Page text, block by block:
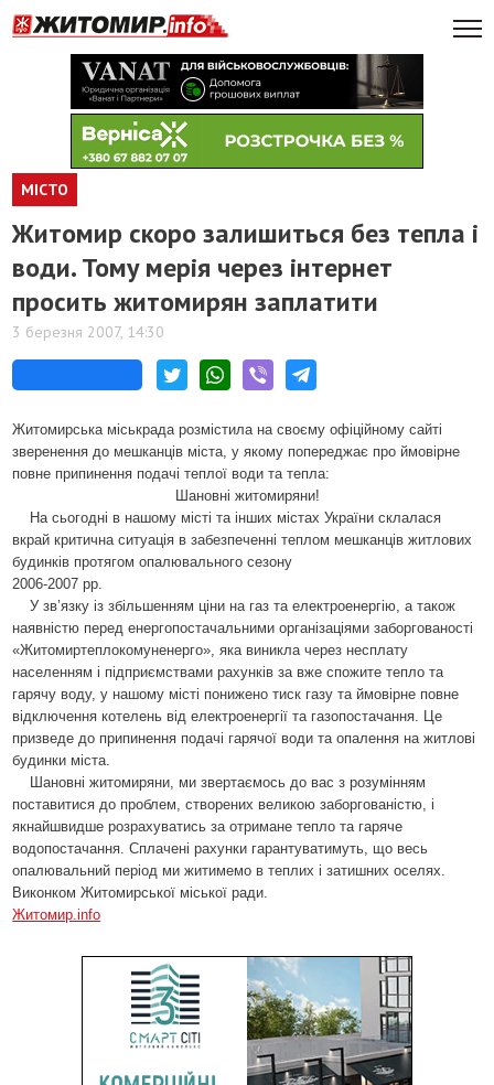
МІСТО
Житомир скоро залишиться без тепла і
води. Тому мерія через інтернет
просить житомирян заплатити
3 березня 2007, 14:30
Житомирська міськрада розмістила на своєму офіційному сайті
зверенення до мешканців міста, у якому попереджає про ймовірне
повне припинення подачі теплої води та тепла:
Шановні житомиряни!
На сьогодні в нашому місті та інших містах України склалася
вкрай критична ситуація в забезпеченні теплом мешканців житлових
будинків протягом опалювального сезону
2006-2007 рр.
У зв’язку із збільшенням ціни на газ та електроенергію, а також
наявністю перед енергопостачальними організаціями заборгованості
«Житомиртеплокомуненерго», яка виникла через несплату
населенням і підприємствами рахунків за вже спожите тепло та
гарячу воду, у нашому місті понижено тиск газу та ймовірне повне
відключення котелень від електроенергії та газопостачання. Це
призведе до припинення подачі гарячої води та опалення на житлові
будинки міста.
Шановні житомиряни, ми звертаємось до вас з розумінням
поставитися до проблем, створених великою заборгованістю, і
якнайшвидше розрахуватись за отримане тепло та гаряче
водопостачання. Сплачені рахунки гарантуватимуть, що весь
опалювальний період ми житимемо в теплих і затишних оселях.
Виконком Житомирської міської ради.
Житомир.info